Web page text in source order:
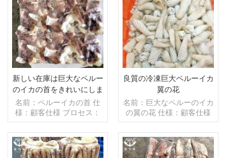
新しい在庫は巨大なペルー
のイカの首をきれいにしま
した
名前：ペルーイカの首 仕
様：顧客仕様 プロセス：
洗浄済み グレージング：
BQF 40％（カスタマイズ
可能） 包装：1kg/バッ
グ,10kg /織りバッグ（カ
良質の冷凍巨大ペルーイカ
翼の花
名前：巨大なペルーのイカ
の翼の花 仕様：顧客仕様
プロセス：白化 グレージ
ング：IQF 40％（カスタ
マイズ可能） 包装：1kg/
バッグ,10kg /織りバッグ